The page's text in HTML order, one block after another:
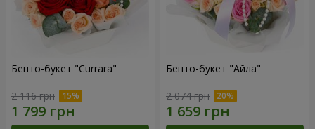
Бенто-букет "Currara"
2 116 грн
Бенто-букет "Айла"
2 074 грн